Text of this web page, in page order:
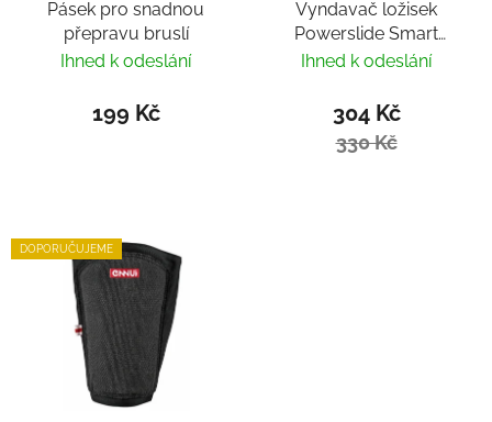
Pásek pro snadnou
přepravu bruslí
Ihned k odeslání
199 Kč
Vyndavač ložisek
Powerslide Smart
Bearing Remover by
Ihned k odeslání
304 Kč
330 Kč
DOPORUČUJEME